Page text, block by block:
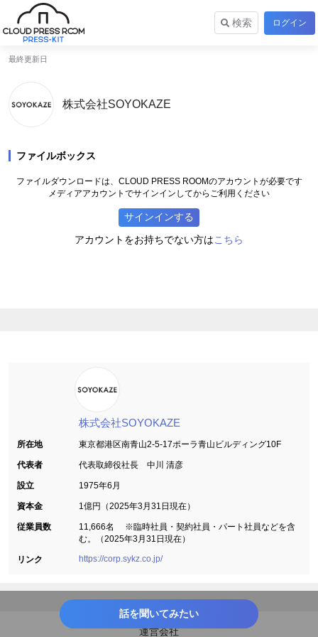
検索 ログイン
最終更新日
株式会社SOYOKAZE
ファイルボックス
ファイルダウンロードは、CLOUD PRESS ROOMのアカウントが必要です
メディアアカウントでサインインしてからご利用ください
サインインする
アカウントをお持ちでない方はこちら
話を聞いてみたい
株式会社SOYOKAZE
所在地 東京都港区南青山2-5-17ポーラ青山ビルディング10F
代表者 代表取締役社長 中川 清彦
設立 1975年6月
資本金 1億円（2025年3月31日現在）
従業員数
11,666名 ※臨時社員・契約社員・パート社員などを含
む。（2025年3月31日現在）
リンク https://corp.sykz.co.jp/
運営会社